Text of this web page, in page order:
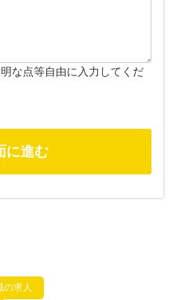
な点等自由に入力してくだ
の求人